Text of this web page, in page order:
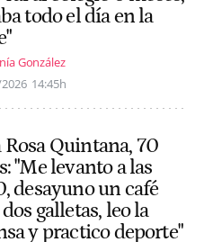
todo el día en la
González
14:45h
Rosa Quintana, 70
"Me levanto a las
desayuno un café
galletas, leo la
y practico deporte"